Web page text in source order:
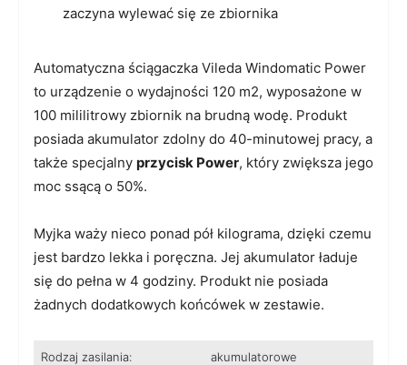
Automatyczna ściągaczka Vileda Windomatic Power
to urządzenie o wydajności 120 m2, wyposażone w
100 mililitrowy zbiornik na brudną wodę. Produkt
posiada akumulator zdolny do 40-minutowej pracy, a
także specjalny przycisk Power, który zwiększa jego
moc ssącą o 50%.
Myjka waży nieco ponad pół kilograma, dzięki czemu
jest bardzo lekka i poręczna. Jej akumulator ładuje
się do pełna w 4 godziny. Produkt nie posiada
żadnych dodatkowych końcówek w zestawie.
Rodzaj zasilania: akumulatorowe
zaczyna wylewać się ze zbiornika